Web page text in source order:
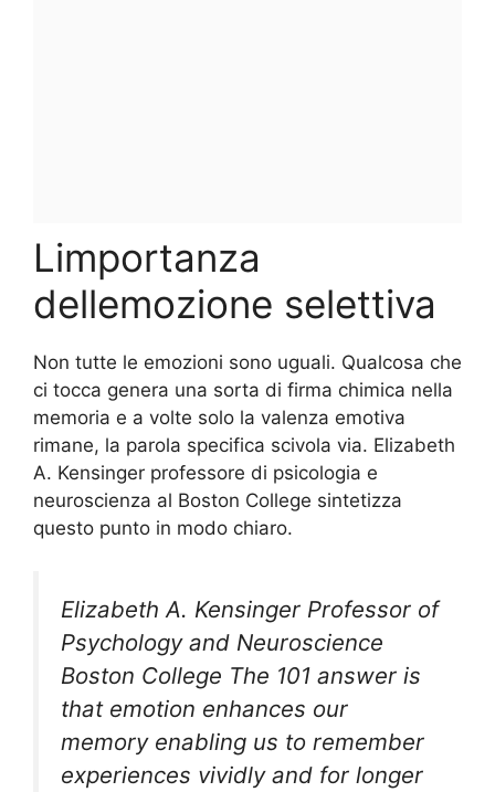
Limportanza
dellemozione selettiva
Non tutte le emozioni sono uguali. Qualcosa che
ci tocca genera una sorta di firma chimica nella
memoria e a volte solo la valenza emotiva
rimane, la parola specifica scivola via. Elizabeth
A. Kensinger professore di psicologia e
neuroscienza al Boston College sintetizza
questo punto in modo chiaro.
Elizabeth A. Kensinger Professor of
Psychology and Neuroscience
Boston College The 101 answer is
that emotion enhances our
memory enabling us to remember
experiences vividly and for longer